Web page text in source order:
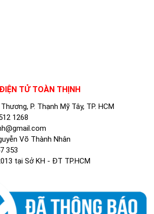
TỬ TOÀN THỊNH
P. Thạnh Mỹ Tây, TP. HCM
1268
Võ Thành Nhân
353
tại Sở KH - ĐT TP.HCM